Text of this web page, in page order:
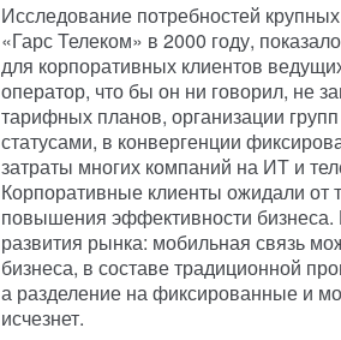
Исследование потребностей
«Гарс Телеком» в 2000 году,
для корпоративных клиентов
оператор, что бы он ни говорил, не
тарифных планов, организации
статусами, в конвергенции
затраты многих компаний на ИТ и
Корпоративные клиенты ожидали от
повышения эффективности
развития рынка: мобильная связь
бизнеса, в составе традиционной
а разделение на фиксированные и
исчезнет.